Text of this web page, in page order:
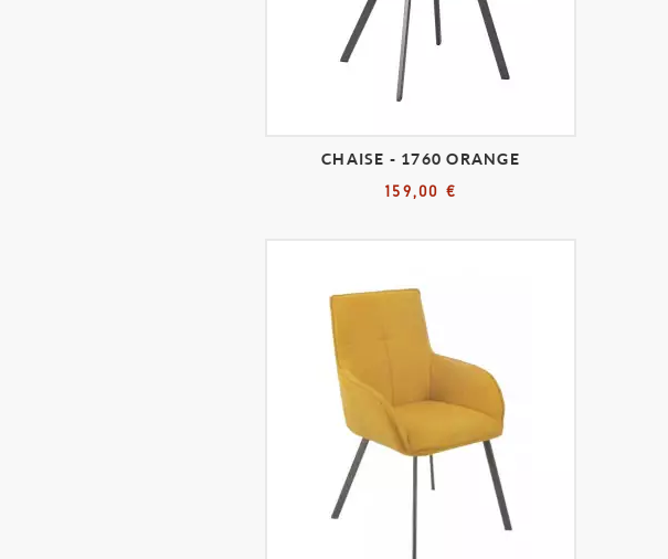
CHAISE - 1760 ORANGE
159,00 €